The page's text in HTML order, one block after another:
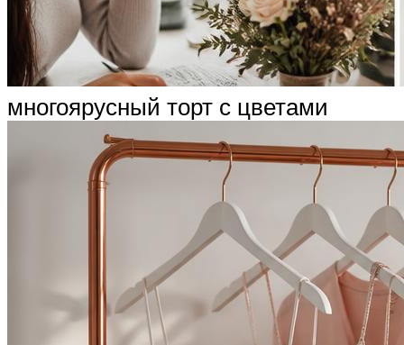
многоярусный торт с цветами